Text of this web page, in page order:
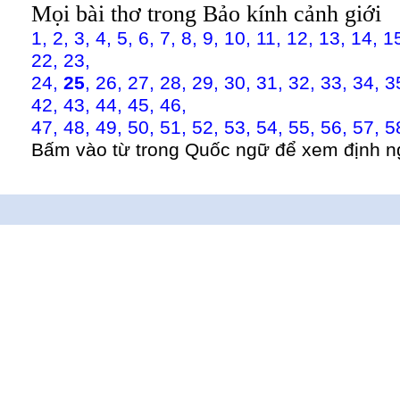
Mọi bài thơ trong Bảo kính cảnh giới
1, 2, 3, 4, 5, 6, 7, 8, 9, 10, 11, 12, 13, 14,
22, 23,
24, 25, 26, 27, 28, 29, 30, 31, 32, 33, 34,
42, 43, 44, 45, 46,
47, 48, 49, 50, 51, 52, 53, 54, 55, 56, 57,
Bấm vào từ trong Quốc ngữ để xem định